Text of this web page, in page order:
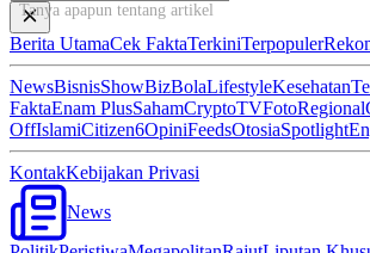
Tanya apapun tentang artikel ini...
Berita UtamaCek FaktaTerkiniTerpopuler
NewsBisnisShowBizBolaLifestyleKesehatan
FaktaEnam PlusSahamCryptoTVFotoRegional
OffIslamiCitizen6OpiniFeedsOtosiaSpotlight
KontakKebijakan Privasi
News